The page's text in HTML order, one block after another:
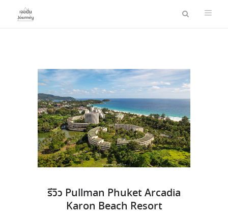
รีวิว Pullman Phuket Arcadia
Karon Beach Resort